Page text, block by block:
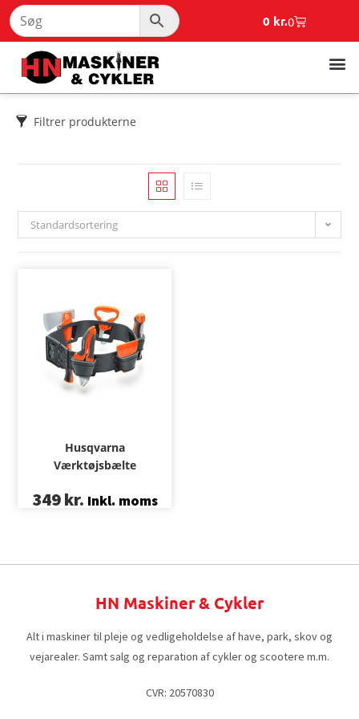
0 kr.0
Filtrer produkterne
Standardsortering
Husqvarna
Værktøjsbælte
349kr. Inkl. moms
HN Maskiner & Cykler
Alt i maskiner til pleje og vedligeholdelse af have, park, skov og
vejarealer. Samt salg og reparation af cykler og scootere m.m.
CVR: 20570830